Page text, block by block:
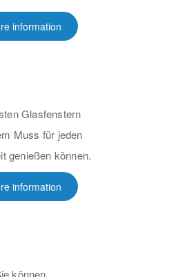
information
Glasfenstern
Muss für jeden
genießen können.
information
können